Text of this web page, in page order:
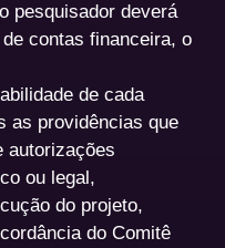
pesquisador deverá
contas financeira, o
de cada
as providências que
autorizações
ou legal,
do projeto,
do Comitê